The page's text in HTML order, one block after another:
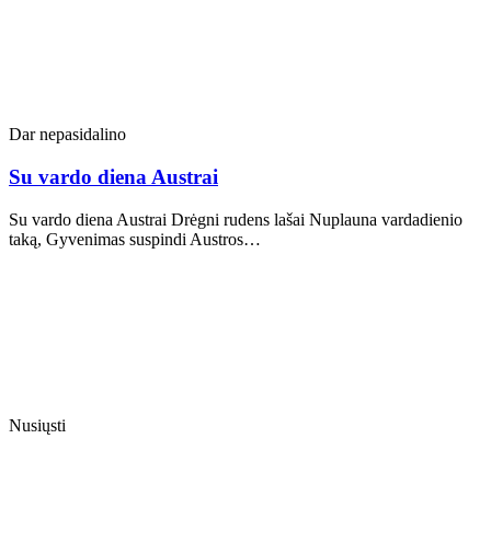
Dar nepasidalino
Su vardo diena Austrai
Su vardo diena Austrai Drėgni rudens lašai Nuplauna vardadienio
taką, Gyvenimas suspindi Austros…
Nusiųsti